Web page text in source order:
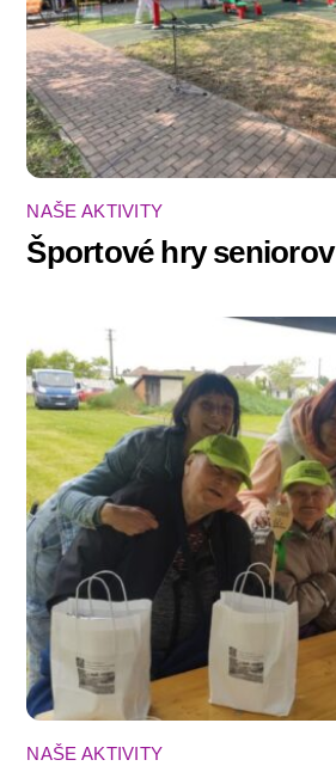
NAŠE AKTIVITY
Športové hry seniorov
NAŠE AKTIVITY